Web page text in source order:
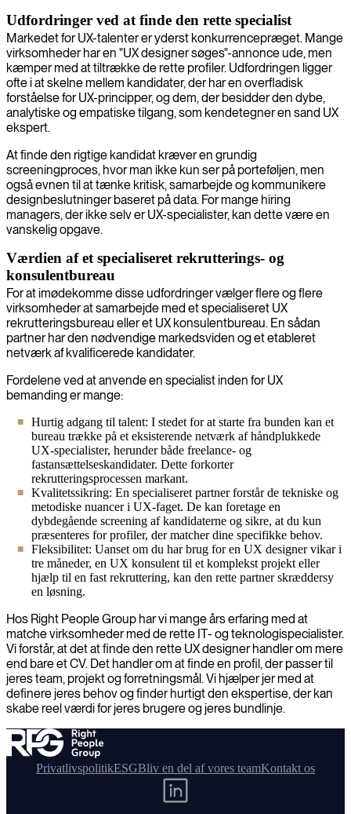
Udfordringer ved at finde den rette specialist
Markedet for UX-talenter er yderst konkurrencepræget. Mange
virksomheder har en "UX designer søges"-annonce ude, men
kæmper med at tiltrække de rette profiler. Udfordringen ligger
ofte i at skelne mellem kandidater, der har en overfladisk
forståelse for UX-principper, og dem, der besidder den dybe,
analytiske og empatiske tilgang, som kendetegner en sand UX
ekspert.
At finde den rigtige kandidat kræver en grundig
screeningproces, hvor man ikke kun ser på porteføljen, men
også evnen til at tænke kritisk, samarbejde og kommunikere
designbeslutninger baseret på data. For mange hiring
managers, der ikke selv er UX-specialister, kan dette være en
vanskelig opgave.
Værdien af et specialiseret rekrutterings- og
konsulentbureau
For at imødekomme disse udfordringer vælger flere og flere
virksomheder at samarbejde med et specialiseret UX
rekrutteringsbureau eller et UX konsulentbureau. En sådan
partner har den nødvendige markedsviden og et etableret
netværk af kvalificerede kandidater.
Fordelene ved at anvende en specialist inden for UX
bemanding er mange:
Hurtig adgang til talent: I stedet for at starte fra bunden kan et
bureau trække på et eksisterende netværk af håndplukkede
UX-specialister, herunder både freelance- og
fastansættelseskandidater. Dette forkorter
rekrutteringsprocessen markant.
Kvalitetssikring: En specialiseret partner forstår de tekniske og
metodiske nuancer i UX-faget. De kan foretage en
dybdegående screening af kandidaterne og sikre, at du kun
præsenteres for profiler, der matcher dine specifikke behov.
Fleksibilitet: Uanset om du har brug for en UX designer vikar i
tre måneder, en UX konsulent til et komplekst projekt eller
hjælp til en fast rekruttering, kan den rette partner skræddersy
en løsning.
Hos Right People Group har vi mange års erfaring med at
matche virksomheder med de rette IT- og teknologispecialister.
Vi forstår, at det at finde den rette UX designer handler om mere
end bare et CV. Det handler om at finde en profil, der passer til
jeres team, projekt og forretningsmål. Vi hjælper jer med at
definere jeres behov og finder hurtigt den ekspertise, der kan
skabe reel værdi for jeres brugere og jeres bundlinje.
PrivatlivspolitikESGBliv en del af vores teamKontakt os